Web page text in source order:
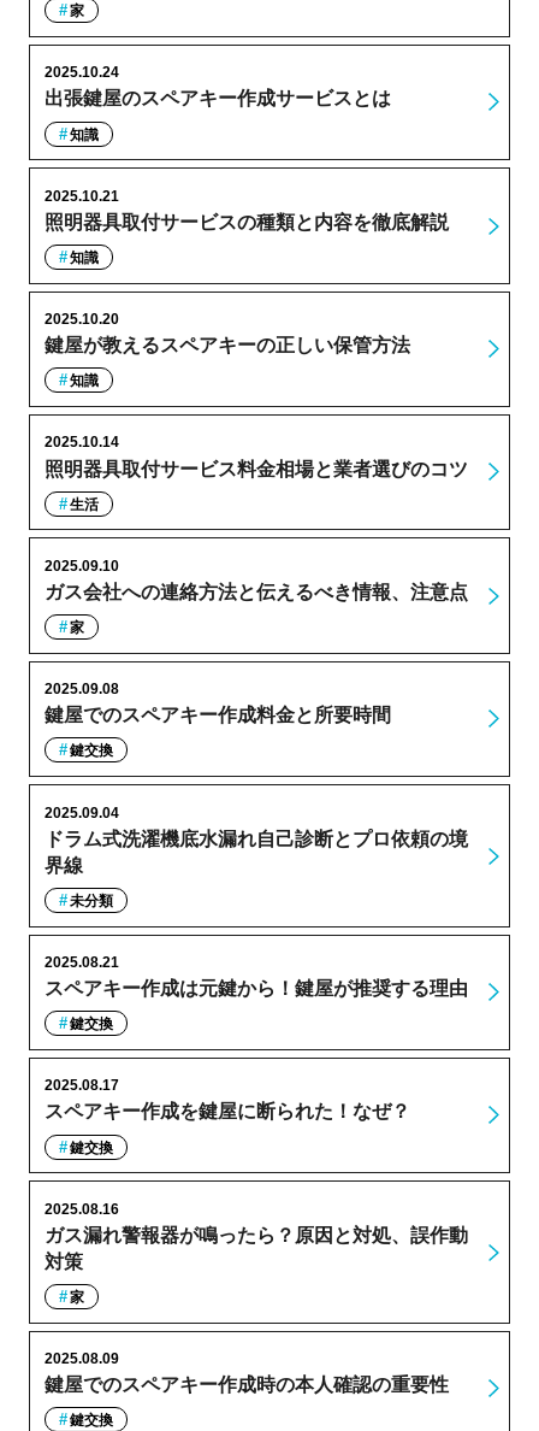
家
出張鍵屋のスペアキー作成サービスとは
2025.10.24
知識
照明器具取付サービスの種類と内容を徹底解説
2025.10.21
知識
鍵屋が教えるスペアキーの正しい保管方法
2025.10.20
知識
照明器具取付サービス料金相場と業者選びのコツ
2025.10.14
生活
ガス会社への連絡方法と伝えるべき情報、注意点
2025.09.10
家
鍵屋でのスペアキー作成料金と所要時間
2025.09.08
鍵交換
ドラム式洗濯機底水漏れ自己診断とプロ依頼の境
界線
2025.09.04
未分類
スペアキー作成は元鍵から！鍵屋が推奨する理由
2025.08.21
鍵交換
スペアキー作成を鍵屋に断られた！なぜ？
2025.08.17
鍵交換
ガス漏れ警報器が鳴ったら？原因と対処、誤作動
対策
2025.08.16
家
鍵屋でのスペアキー作成時の本人確認の重要性
2025.08.09
鍵交換